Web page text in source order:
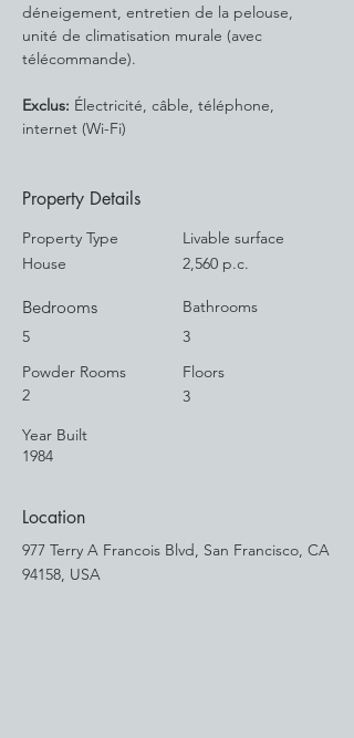
déneigement, entretien de la pelouse,
unité de climatisation murale (avec
télécommande).
Exclus: Électricité, câble, téléphone,
internet (Wi-Fi)
Property Details
Property Type
House
Bedrooms
5
Powder Rooms
2
Livable surface
2,560 p.c.
Bathrooms
3
Floors
3
Year Built
1984
Location
977 Terry A Francois Blvd, San Francisco, CA
94158, USA